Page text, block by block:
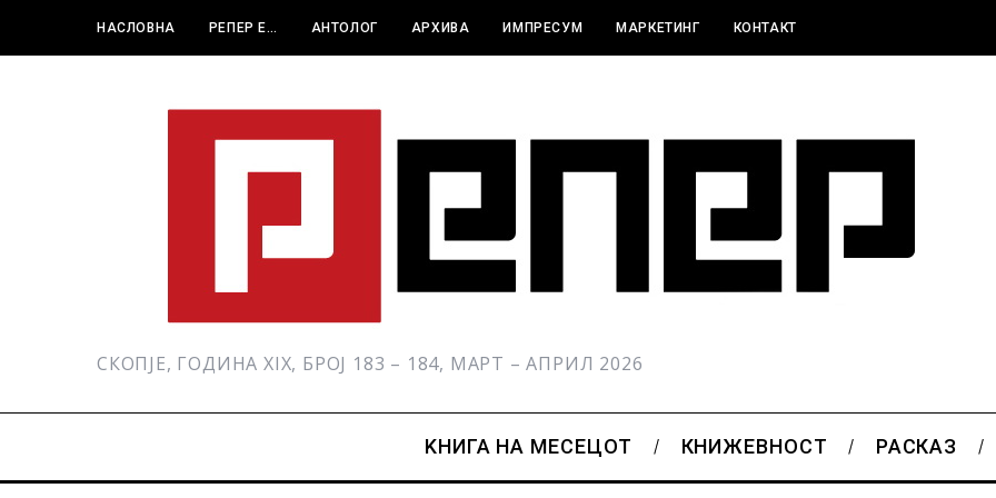
НАСЛОВНА РЕПЕР Е… АНТОЛОГ АРХИВА ИМПРЕСУМ МАРКЕТИНГ КОНТАКТ
СКОПЈЕ, ГОДИНА XIX, БРОЈ 183 – 184, МАРТ – АПРИЛ 2026
KНИГА НА МЕСЕЦОТ КНИЖЕВНОСТ РАСКАЗ